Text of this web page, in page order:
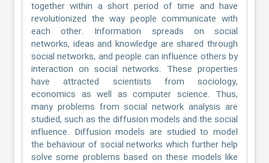
together within a short period of time and have
revolutionized the way people communicate with
each other. Information spreads on social
networks, ideas and knowledge are shared through
social networks, and people can influence others by
interaction on social networks. These properties
have attracted scientists from sociology,
economics as well as computer science. Thus,
many problems from social network analysis are
studied, such as the diffusion models and the social
influence. Diffusion models are studied to model
the behaviour of social networks which further help
solve some problems based on these models like